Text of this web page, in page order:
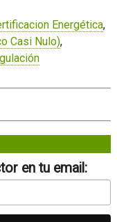
Energética,
Casi Nulo),
en tu email: